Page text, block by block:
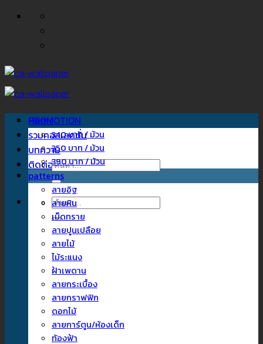
ข้าม
Home
รวมคอลเลคชั่น
บทความ
ติดต่อเรา
ค้นหา:
ค้นหา:
PROMOTION
340 บาท / ม้วน
350 บาท / ม้วน
390 บาท / ม้วน
patterns
ลายอิฐ
ลายหิน
เม็ดทราย
ลายปูนเปลือย
ลายไม้
ไม้ระแนง
ฝ้าเพดาน
ลายกระเบื้อง
ลายกราฟฟิก
ดอกไม้
ลายการ์ตูน/ห้องเด็ก
ท้องฟ้า